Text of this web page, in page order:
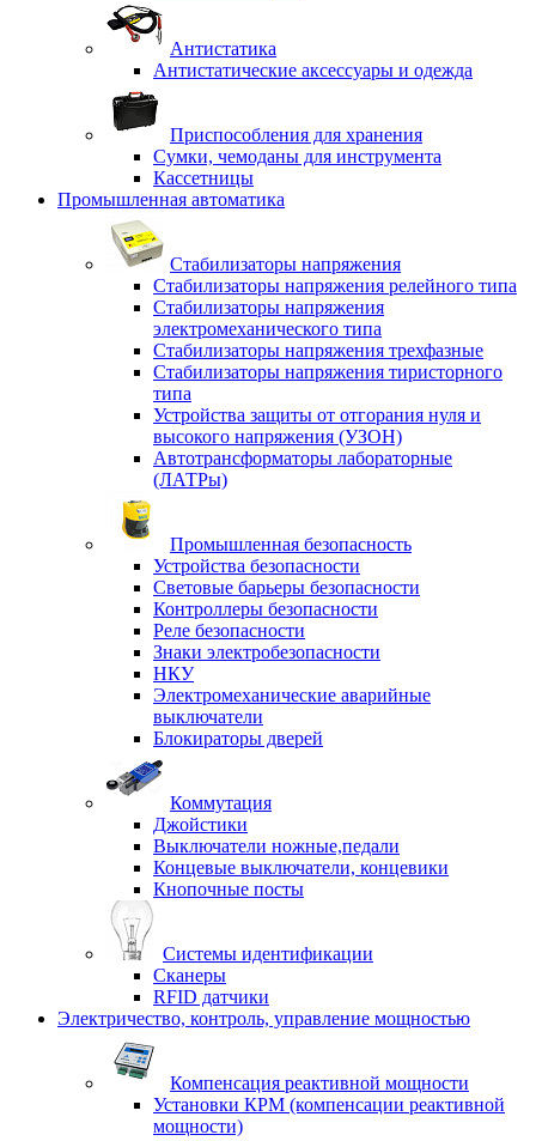
Антистатика
Антистатические аксессуары и одежда
Приспособления для хранения
Сумки, чемоданы для инструмента
Кассетницы
Промышленная автоматика
Стабилизаторы напряжения
Стабилизаторы напряжения релейного типа
Стабилизаторы напряжения
электромеханического типа
Стабилизаторы напряжения трехфазные
Стабилизаторы напряжения тиристорного
типа
Устройства защиты от отгорания нуля и
высокого напряжения (УЗОН)
Автотрансформаторы лабораторные
(ЛАТРы)
Промышленная безопасность
Устройства безопасности
Световые барьеры безопасности
Контроллеры безопасности
Реле безопасности
Знаки электробезопасности
НКУ
Электромеханические аварийные
выключатели
Блокираторы дверей
Коммутация
Джойстики
Выключатели ножные,педали
Концевые выключатели, концевики
Кнопочные посты
Системы идентификации
Сканеры
RFID датчики
Электричество, контроль, управление мощностью
Компенсация реактивной мощности
Установки КРМ (компенсации реактивной
мощности)